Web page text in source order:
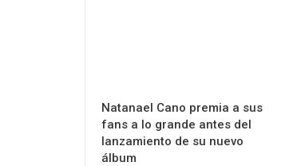
Natanael Cano premia a sus
fans a lo grande antes del
lanzamiento de su nuevo
álbum